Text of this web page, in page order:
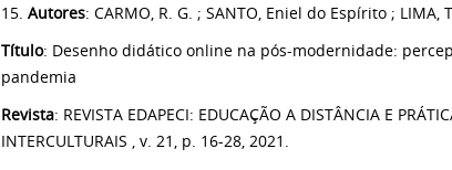
15. Autores: CARMO, R. G. ; SANTO, Eniel do Espírito ; LIMA,
Título: Desenho didático online na pós-modernidade:
pandemia
Revista: REVISTA EDAPECI: EDUCAÇÃO A DISTÂNCIA E
INTERCULTURAIS , v. 21, p. 16-28, 2021.